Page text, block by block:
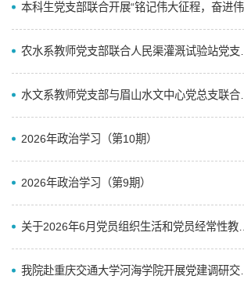
2026年政治学习（第10期）
2026年政治学习（第9期）